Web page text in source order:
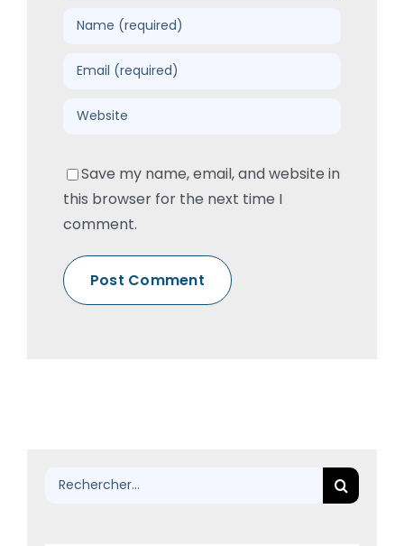
Save my name, email, and website in
this browser for the next time I
comment.
Rechercher: